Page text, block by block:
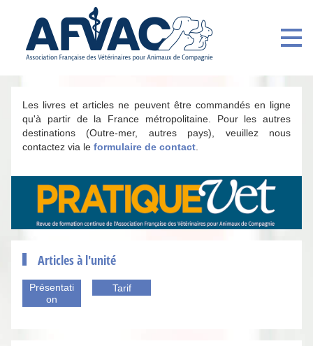
Les livres et articles ne peuvent être commandés en ligne
qu'à partir de la France métropolitaine. Pour les autres
destinations (Outre-mer, autres pays), veuillez nous
contactez via le formulaire de contact
Articles à l'unité
Présentati
on
Tarif